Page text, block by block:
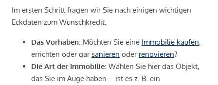
Im ersten Schritt fragen wir Sie nach einigen wichtigen
Eckdaten zum Wunschkredit.
Das Vorhaben: Möchten Sie eine Immobilie kaufen,
errichten oder garsanieren oder renovieren?
Die Art der Immobilie: Wählen Sie hier das Objekt,
das Sie im Auge haben – ist es z. B. ein